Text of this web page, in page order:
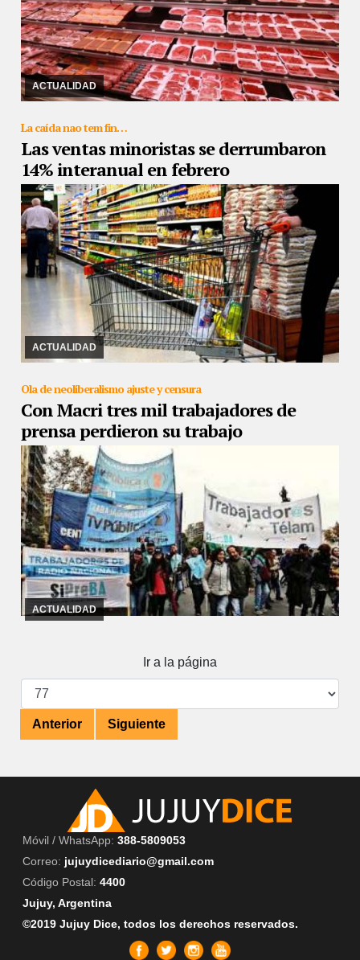
ACTUALIDAD
05/03/2019 El precio minorista de la carne vacuna acumula una
suba de alrededor de un 20% en lo que va del año y es uno de los
factores que más tracciona a la i ...
La caída nao tem fin…
Las ventas minoristas se derrumbaron
14% interanual en febrero
ACTUALIDAD
04/03/2019 Así lo señala un estudio realizado por la CAME
Ola de neoliberalismo ajuste y censura
Con Macri tres mil trabajadores de
prensa perdieron su trabajo
ACTUALIDAD
03/03/2019 Se perdieron 3.000 puestos de trabajo con la gestión
Cambiemos. Solo en 2018 fueron 718 trabajos menos, según un
informe de SiPreBa (Sindicato de Pre ...
Ir a la página
Anterior Siguiente
Móvil / WhatsApp: 388-5809053
Correo: jujuydicediario@gmail.com
Código Postal: 4400
Jujuy, Argentina
©2019 Jujuy Dice, todos los derechos reservados.